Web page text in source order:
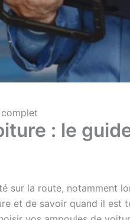
: le
sur la route, notamment
et de savoir quand il est